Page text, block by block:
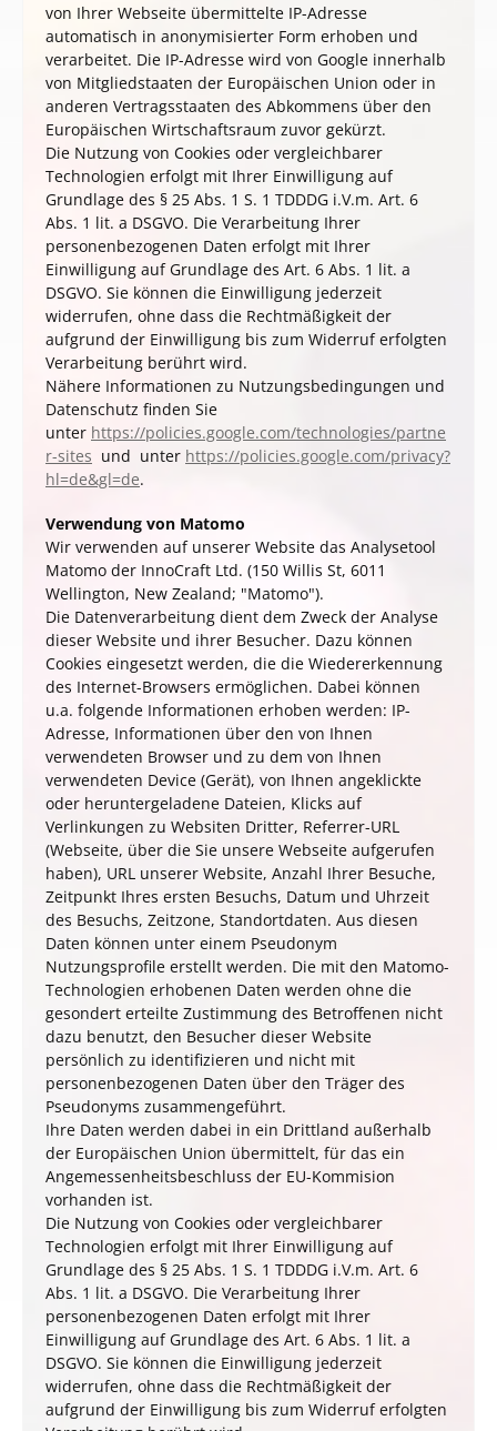
von Ihrer Webseite übermittelte IP-Adresse
automatisch in anonymisierter Form erhoben und
verarbeitet. Die IP-Adresse wird von Google innerhalb
von Mitgliedstaaten der Europäischen Union oder in
anderen Vertragsstaaten des Abkommens über den
Europäischen Wirtschaftsraum zuvor gekürzt.
Die Nutzung von Cookies oder vergleichbarer
Technologien erfolgt mit Ihrer Einwilligung auf
Grundlage des § 25 Abs. 1 S. 1 TDDDG i.V.m. Art. 6
Abs. 1 lit. a DSGVO. Die Verarbeitung Ihrer
personenbezogenen Daten erfolgt mit Ihrer
Einwilligung auf Grundlage des Art. 6 Abs. 1 lit. a
DSGVO. Sie können die Einwilligung jederzeit
widerrufen, ohne dass die Rechtmäßigkeit der
aufgrund der Einwilligung bis zum Widerruf erfolgten
Verarbeitung berührt wird.
Nähere Informationen zu Nutzungsbedingungen und
Datenschutz finden Sie
unter https://policies.google.com/technologies/partne
r-sites und unter https://policies.google.com/privacy?
hl=de&gl=de.
Verwendung von Matomo
Wir verwenden auf unserer Website das Analysetool
Matomo der InnoCraft Ltd. (150 Willis St, 6011
Wellington, New Zealand; "Matomo").
Die Datenverarbeitung dient dem Zweck der Analyse
dieser Website und ihrer Besucher. Dazu können
Cookies eingesetzt werden, die die Wiedererkennung
des Internet-Browsers ermöglichen. Dabei können
u.a. folgende Informationen erhoben werden: IP-
Adresse, Informationen über den von Ihnen
verwendeten Browser und zu dem von Ihnen
verwendeten Device (Gerät), von Ihnen angeklickte
oder heruntergeladene Dateien, Klicks auf
Verlinkungen zu Websiten Dritter, Referrer-URL
(Webseite, über die Sie unsere Webseite aufgerufen
haben), URL unserer Website, Anzahl Ihrer Besuche,
Zeitpunkt Ihres ersten Besuchs, Datum und Uhrzeit
des Besuchs, Zeitzone, Standortdaten. Aus diesen
Daten können unter einem Pseudonym
Nutzungsprofile erstellt werden. Die mit den Matomo-
Technologien erhobenen Daten werden ohne die
gesondert erteilte Zustimmung des Betroffenen nicht
dazu benutzt, den Besucher dieser Website
persönlich zu identifizieren und nicht mit
personenbezogenen Daten über den Träger des
Pseudonyms zusammengeführt.
Ihre Daten werden dabei in ein Drittland außerhalb
der Europäischen Union übermittelt, für das ein
Angemessenheitsbeschluss der EU-Kommision
vorhanden ist.
Die Nutzung von Cookies oder vergleichbarer
Technologien erfolgt mit Ihrer Einwilligung auf
Grundlage des § 25 Abs. 1 S. 1 TDDDG i.V.m. Art. 6
Abs. 1 lit. a DSGVO. Die Verarbeitung Ihrer
personenbezogenen Daten erfolgt mit Ihrer
Einwilligung auf Grundlage des Art. 6 Abs. 1 lit. a
DSGVO. Sie können die Einwilligung jederzeit
widerrufen, ohne dass die Rechtmäßigkeit der
aufgrund der Einwilligung bis zum Widerruf erfolgten